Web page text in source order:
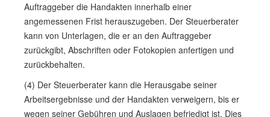
Auftraggeber die Handakten innerhalb einer
angemessenen Frist herauszugeben. Der Steuerberater
kann von Unterlagen, die er an den Auftraggeber
zurückgibt, Abschriften oder Fotokopien anfertigen und
zurückbehalten.
(4) Der Steuerberater kann die Herausgabe seiner
Arbeitsergebnisse und der Handakten verweigern, bis er
wegen seiner Gebühren und Auslagen befriedigt ist. Dies